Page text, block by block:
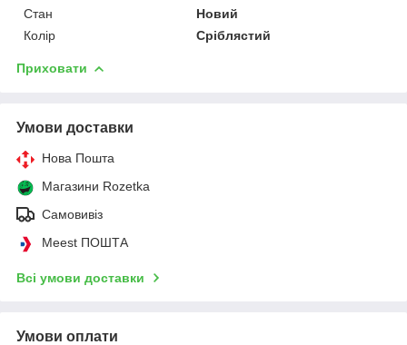
Стан
Новий
Колір
Сріблястий
Приховати
Умови доставки
Нова Пошта
Магазини Rozetka
Самовивіз
Meest ПОШТА
Всі умови доставки
Умови оплати